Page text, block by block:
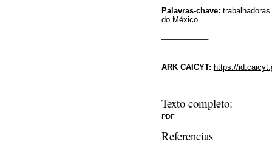
Palavras-chave:
do México
ARK CAICYT: https://
Texto completo:
PDF
Referencias